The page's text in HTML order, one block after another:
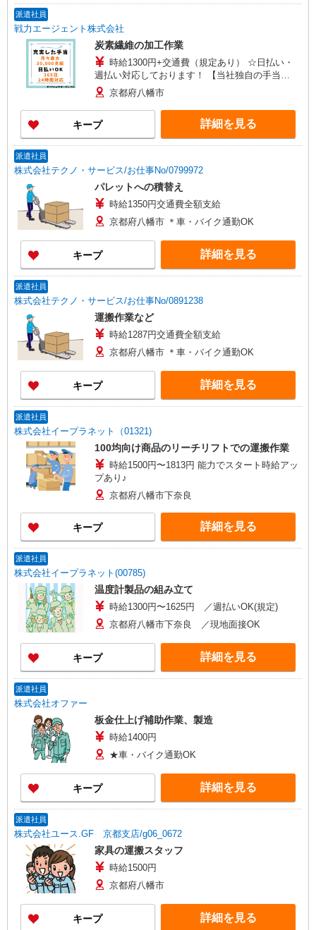
派遣社員
戦力エージェント株式会社
炭素繊維の加工作業
時給1300円+交通費（規定あり） ☆日払い・
週払い対応しております！ 【当社独自の手当
↓】 世帯主手当（3,000円〜）、家族手当（配偶
者1万円、お子様一人5,000円）あり
京都府八幡市
キープ 詳細を見る
派遣社員
株式会社テクノ・サービス/お仕事No/0799972
パレットへの積替え
時給1350円交通費全額支給
京都府八幡市 ＊車・バイク通勤OK
キープ 詳細を見る
派遣社員
株式会社テクノ・サービス/お仕事No/0891238
運搬作業など
時給1287円交通費全額支給
京都府八幡市 ＊車・バイク通勤OK
キープ 詳細を見る
派遣社員
株式会社イープラネット（01321)
100均向け商品のリーチリフトでの運搬作業
時給1500円〜1813円 能力でスタート時給アッ
プあり♪
京都府八幡市下奈良
キープ 詳細を見る
派遣社員
株式会社イープラネット(00785)
温度計製品の組み立て
時給1300円〜1625円 ／週払いOK(規定)
京都府八幡市下奈良 ／現地面接OK
キープ 詳細を見る
派遣社員
株式会社オファー
板金仕上げ補助作業、製造
時給1400円
★車・バイク通勤OK
キープ 詳細を見る
派遣社員
株式会社ユース.GF 京都支店/g06_0672
家具の運搬スタッフ
時給1500円
京都府八幡市
キープ 詳細を見る